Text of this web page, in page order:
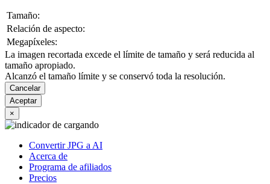
Tamaño:
Relación de aspecto:
Megapíxeles:
La imagen recortada excede el límite de tamaño y será reducida al
tamaño apropiado.
Alcanzó el tamaño límite y se conservó toda la resolución.
Cancelar
Aceptar
×
Convertir JPG a AI
Acerca de
Programa de afiliados
Precios